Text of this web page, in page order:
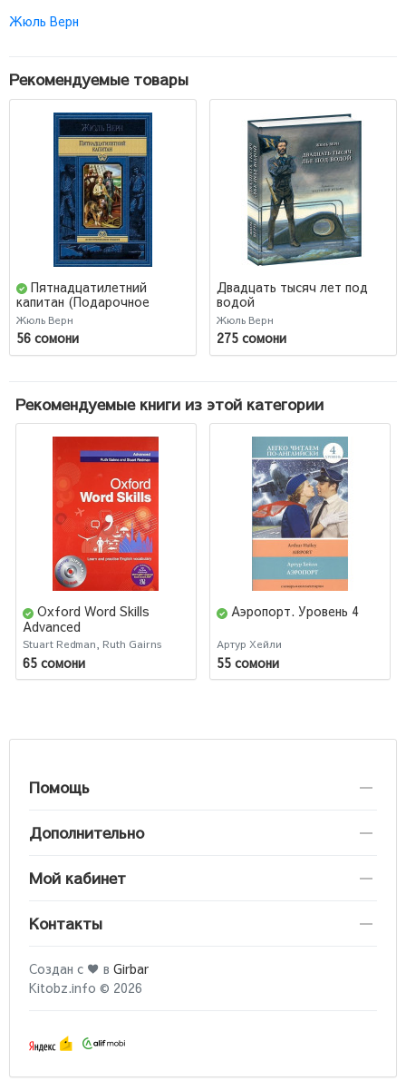
Жюль Верн
Рекомендуемые товары
Пятнадцатилетний
капитан (Подарочное
издание)
Жюль Верн
56 сомони
Двадцать тысяч лет под
водой
Жюль Верн
275 сомони
Рекомендуемые книги из этой категории
Oxford Word Skills
Advanced
Stuart Redman, Ruth Gairns
65 сомони
Аэропорт. Уровень 4
Артур Хейли
55 сомони
Помощь
Дополнительно
Мой кабинет
Контакты
Создан с ♥ в Girbar
Kitobz.info © 2026